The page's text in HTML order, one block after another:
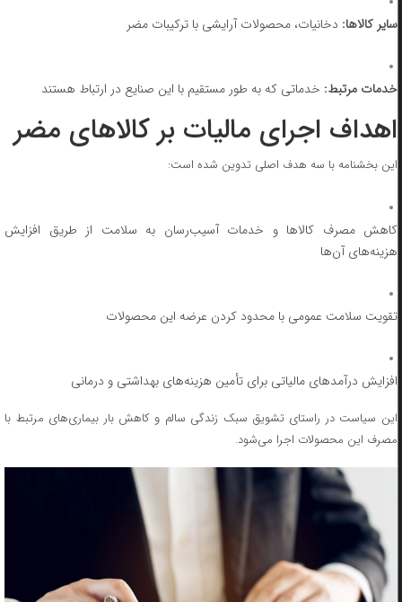
سایر کالاها:دخانیات، محصولات آرایشی با ترکیبات مضر
خدمات مرتبط:خدماتی که به طور مستقیم با این صنایع در ارتباط هستند
اهداف اجرای مالیات بر کالاهای مضر
این بخشنامه با سه هدف اصلی تدوین شده است:
کاهش مصرف کالاها و خدمات آسیب‌رسان به سلامت از طریق افزایش
هزینه‌های آن‌ها
تقویت سلامت عمومی با محدود کردن عرضه این محصولات
افزایش درآمدهای مالیاتی برای تأمین هزینه‌های بهداشتی و درمانی
این سیاست در راستای تشویق سبک زندگی سالم و کاهش بار بیماری‌های مرتبط با
مصرف این محصولات اجرا می‌شود.